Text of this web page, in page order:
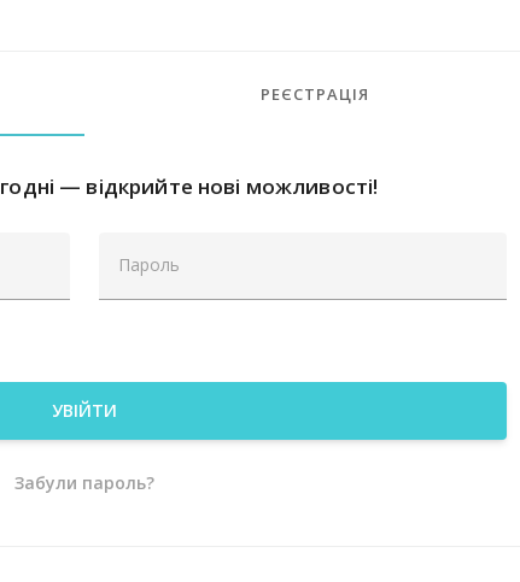
РЕЄСТРАЦІЯ
— відкрийте нові можливості!
УВІЙТИ
Забули пароль?